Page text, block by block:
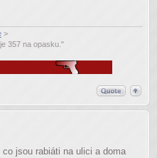
>
357 na opasku."
jsou rabiáti na ulici a doma